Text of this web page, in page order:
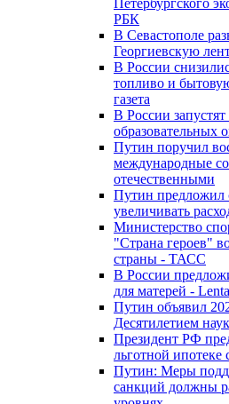
Петербургского
РБК
В Севастополе
Георгиевскую
В России
топливо и
газета
В России
Путин поручил
международные
отечественными
Путин предложил
увеличивать
Министерство
"Страна героев"
страны - ТАСС
В России
для матерей -
Путин объявил
Десятилетием
Президент РФ
льготной ипотеке
Путин: Меры
санкций должны